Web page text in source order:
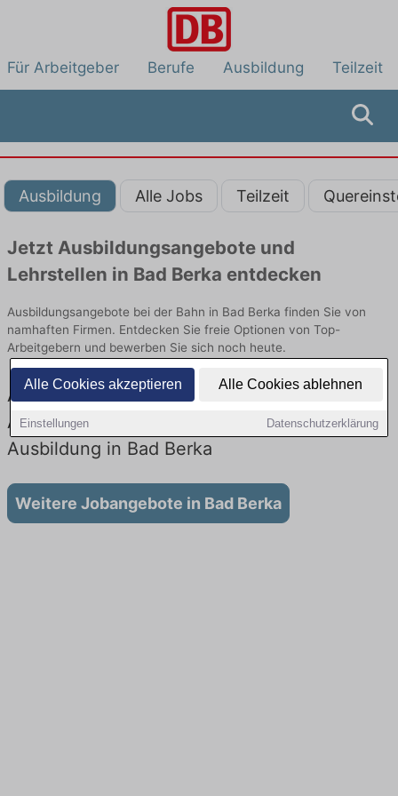
Alle Cookies akzeptieren Alle Cookies ablehnen
Einstellungen Datenschutzerklärung
Für Arbeitgeber Berufe Ausbildung Teilzeit
Ausbildung Alle Jobs Teilzeit
Jetzt Ausbildungsangebote und
Lehrstellen in Bad Berka entdecken
Ausbildungsangebote bei der Bahn in Bad Berka finden Sie von
namhaften Firmen. Entdecken Sie freie Optionen von Top-
Arbeitgebern und bewerben Sie sich noch heute.
Ausbildung in Bad Berka bei der Bahn:
Aktuell gibt es keine Stellenangebote für
Ausbildung in Bad Berka
Weitere Jobangebote in Bad Berka